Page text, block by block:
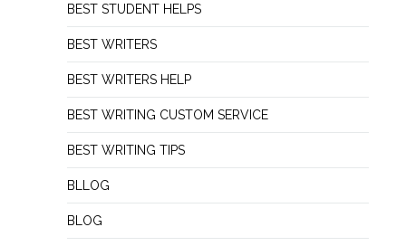
BEST STUDENT HELPS
BEST WRITERS
BEST WRITERS HELP
BEST WRITING CUSTOM SERVICE
BEST WRITING TIPS
BLLOG
BLOG